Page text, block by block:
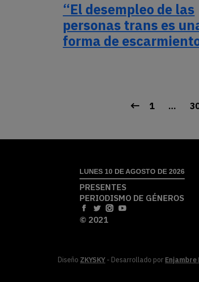
“El desempleo de las
personas trans es
forma de
1 …
LUNES 10 DE AGOSTO DE 2026
PRESENTES
PERIODISMO DE GÉNEROS
© 2021
Diseño ZKYSKY - Desarrollado por Enjambre